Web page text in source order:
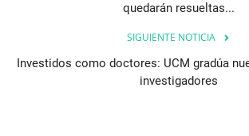
quedarán resueltas...
SIGUIENTE NOTICIA
Investidos como doctores: UCM gradúa
investigadores